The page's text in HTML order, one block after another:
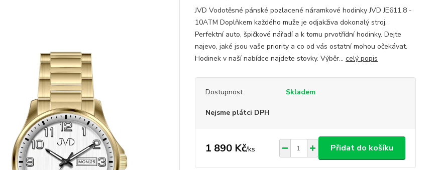
JVD Vodotěsné pánské pozlacené náramkové hodinky JVD JE611.8 -
10ATM Doplňkem každého muže je odjakživa dokonalý stroj.
Perfektní auto, špičkové nářadí a k tomu prvotřídní hodinky. Dejte
najevo, jaké jsou vaše priority a co od vás ostatní mohou očekávat.
Hodinek v naší nabídce najdete stovky. Výběr... celý popis
Dostupnost Skladem
Nejsme plátci DPH
1 890 Kč/ks Přidat do košíku